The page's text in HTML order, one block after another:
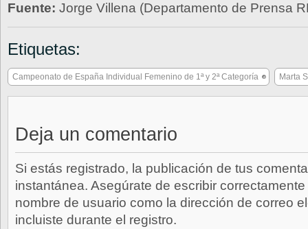
Fuente: Jorge Villena (Departamento de Prensa
Etiquetas:
Campeonato de España Individual Femenino de 1ª y 2ª Categoría Marta
Deja un comentario
Si estás registrado, la publicación de tus
instantánea. Asegúrate de escribir
nombre de usuario como la dirección de correo
incluiste durante el registro.